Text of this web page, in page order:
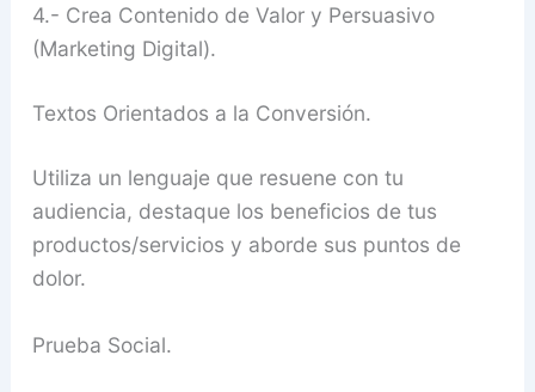
4.- Crea Contenido de Valor y Persuasivo
(Marketing Digital).
Textos Orientados a la Conversión.
Utiliza un lenguaje que resuene con tu
audiencia, destaque los beneficios de tus
productos/servicios y aborde sus puntos de
dolor.
Prueba Social.